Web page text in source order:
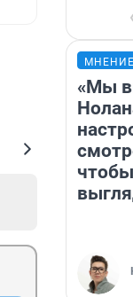
МНЕНИЕ
«Мы